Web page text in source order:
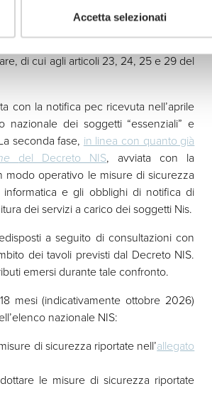
Accetta selezionati
avviato la seconda fase di
della Direttiva (UE) 2022/2555 (“NIS
di cui agli articoli 23, 24, 25 e 29 del
con la notifica pec ricevuta nell’aprile
dei soggetti “essenziali” e
seconda fase, in linea con quanto già
del Decreto NIS, avviata con la
operativo le misure di sicurezza
e gli obblighi di notifica di
dei servizi a carico dei soggetti Nis.
a seguito di consultazioni con
dei tavoli previsti dal Decreto NIS.
emersi durante tale confronto.
mesi (indicativamente ottobre 2026)
nazionale NIS:
di sicurezza riportate nell’allegato
le misure di sicurezza riportate